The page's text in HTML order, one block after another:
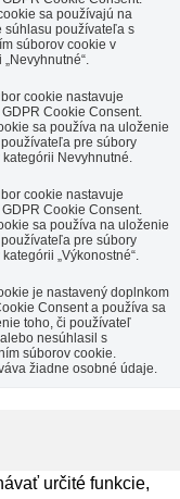
sa používajú na
súhlasu používateľa s
súborov cookie v
„Nevyhnutné“.
cookie nastavuje
Cookie Consent.
sa používa na uloženie
pre súbory
kategórii Nevyhnutné.
cookie nastavuje
Cookie Consent.
sa používa na uloženie
pre súbory
„Výkonostné“.
je nastavený doplnkom
Consent a používa sa
toho, či používateľ
nesúhlasil s
súborov cookie.
žiadne osobné údaje.
určité funkcie,